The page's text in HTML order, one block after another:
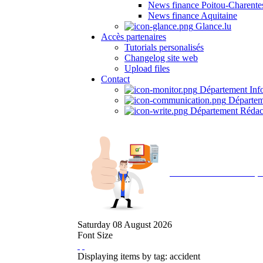
News finance Poitou-
News finance Aquitaine
Glance.lu
Accès partenaires
Tutorials personalisés
Changelog site web
Upload files
Contact
Département
Département
Saturday 08 August 2026
Font Size
Displaying items by tag: accident